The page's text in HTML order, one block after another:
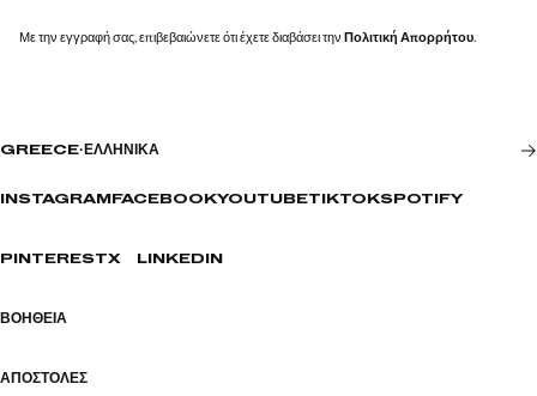
Με την εγγραφή σας, επιβεβαιώνετε ότι έχετε διαβάσει την Πολιτική Απορρήτου.
GREECE· ΕΛΛΗΝΙΚΆ
INSTAGRAM FACEBOOKYOUTUBETIKTOKSPOTIFY
PINTERESTX LINKEDIN
ΒΟΉΘΕΙΑ
ΑΠΟΣΤΟΛΈΣ